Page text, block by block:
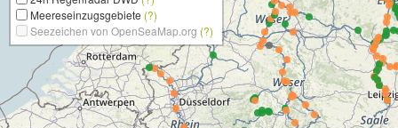
Meereseinzugsgebiete (?)
Seezeichen von OpenSeaMap.org (?)